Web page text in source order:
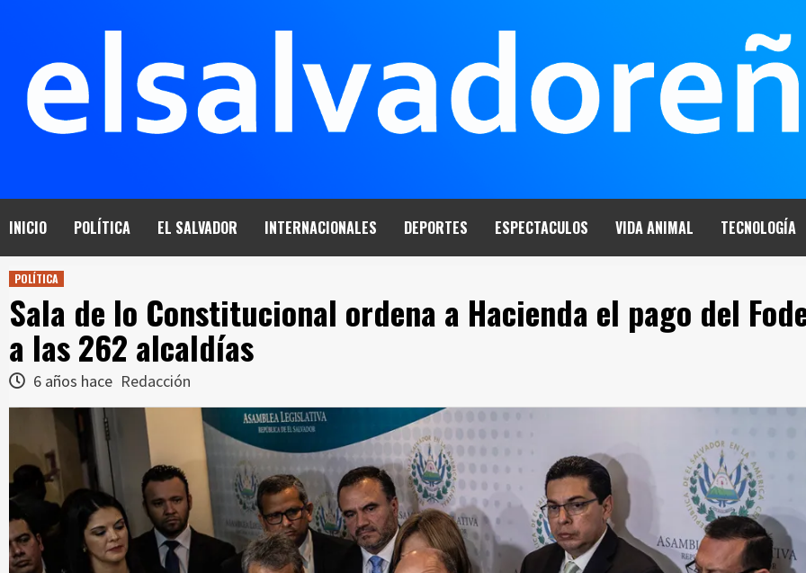
INICIO POLÍTICA EL SALVADOR INTERNACIONALES DEPORTES ESPECTACULOS VIDA ANIMAL TECNOLOGÍA
POLÍTICA
Sala de lo Constitucional ordena a Hacienda el pago del
a las 262 alcaldías
6 años hace Redacción